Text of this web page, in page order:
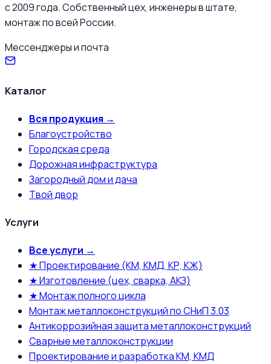
с 2009 года. Собственный цех, инженеры в штате,
монтаж по всей России.
Мессенджеры и почта
Каталог
Вся продукция →
Благоустройство
Городская среда
Дорожная инфраструктура
Загородный дом и дача
Твой двор
Услуги
Все услуги →
★ Проектирование (КМ, КМД, КР, КЖ)
★ Изготовление (цех, сварка, АКЗ)
★ Монтаж полного цикла
Монтаж металлоконструкций по СНиП 3.03
Антикоррозийная защита металлоконструкций
Сварные металлоконструкции
Проектирование и разработка КМ, КМД